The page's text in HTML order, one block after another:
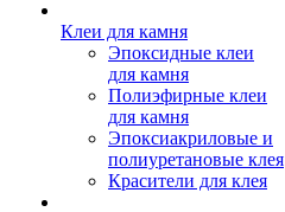
Клеи для камня
Эпоксидные клеи
для камня
Полиэфирные клеи
для камня
Эпоксиакриловые и
полиуретановые клея
Красители для клея